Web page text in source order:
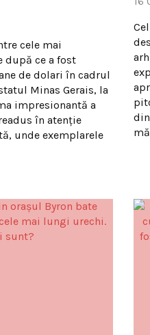
cele mai
după ce a fost
de dolari în cadrul
Minas Gerais, la
impresionantă a
în atenție
unde exemplarele